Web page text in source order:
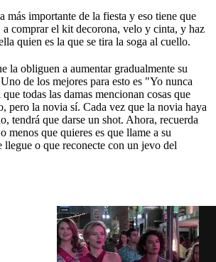
más importante de la fiesta y eso tiene que
a comprar el kit decorona, velo y cinta, y haz
quien es la que se tira la soga al cuello.
la obliguen a aumentar gradualmente su
de los mejores para esto es "Yo nunca
todas las damas mencionan cosas que
pero la novia sí. Cada vez que la novia haya
tendrá que darse un shot. Ahora, recuerda
menos que quieres es que llame a su
llegue o que reconecte con un jevo del